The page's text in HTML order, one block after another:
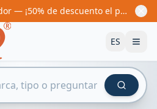
Nuevo: Perfil de Proveedor — ¡50% de descuento el primer año! Desde 60€/año
ES